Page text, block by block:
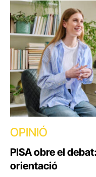
OPINIÓ
PISA obre el
orientació